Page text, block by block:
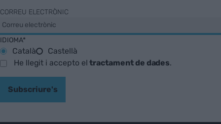
CORREU ELECTRÒNIC
IDIOMA*
Català
Castellà
He llegit i accepto eltractament de dades.
Subscriure's